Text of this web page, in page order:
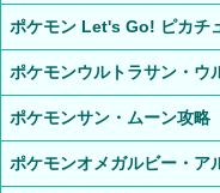
ポケモン Let's Go! ピカチ
ポケモンウルトラサン・ウ
ポケモンサン・ムーン攻略
ポケモンオメガルビー・ア